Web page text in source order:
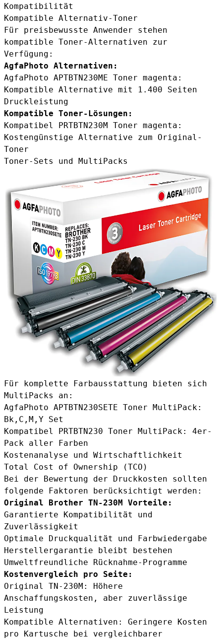
Kompatibilität
Kompatible Alternativ-Toner
Für preisbewusste Anwender stehen
kompatible Toner-Alternativen zur
Verfügung:
AgfaPhoto Alternativen:
AgfaPhoto APTBTN230ME Toner magenta :
Kompatible Alternative mit 1.400 Seiten
Druckleistung
Kompatible Toner-Lösungen:
Kompatibel PRTBTN230M Toner magenta :
Kostengünstige Alternative zum Original-
Toner
Toner-Sets und MultiPacks
Für komplette Farbausstattung bieten sich
MultiPacks an:
AgfaPhoto APTBTN230SETE Toner MultiPack:
Bk,C,M,Y Set
Kompatibel PRTBTN230 Toner MultiPack: 4er-
Pack aller Farben
Kostenanalyse und Wirtschaftlichkeit
Total Cost of Ownership (TCO)
Bei der Bewertung der Druckkosten sollten
folgende Faktoren berücksichtigt werden:
Original Brother TN-230M Vorteile:
Garantierte Kompatibilität und
Zuverlässigkeit
Optimale Druckqualität und Farbwiedergabe
Herstellergarantie bleibt bestehen
Umweltfreundliche Rücknahme-Programme
Kostenvergleich pro Seite:
Original TN-230M: Höhere
Anschaffungskosten, aber zuverlässige
Leistung
Kompatible Alternativen: Geringere Kosten
pro Kartusche bei vergleichbarer